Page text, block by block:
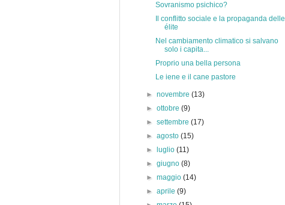
Sovranismo psichico?
Il conflitto sociale e la propaganda delle
élite
Nel cambiamento climatico si salvano
solo i capita...
Proprio una bella persona
Le iene e il cane pastore
►novembre(13)
►ottobre(9)
►settembre(17)
►agosto(15)
►
luglio(11)
►giugno(8)
►maggio(14)
►aprile(9)